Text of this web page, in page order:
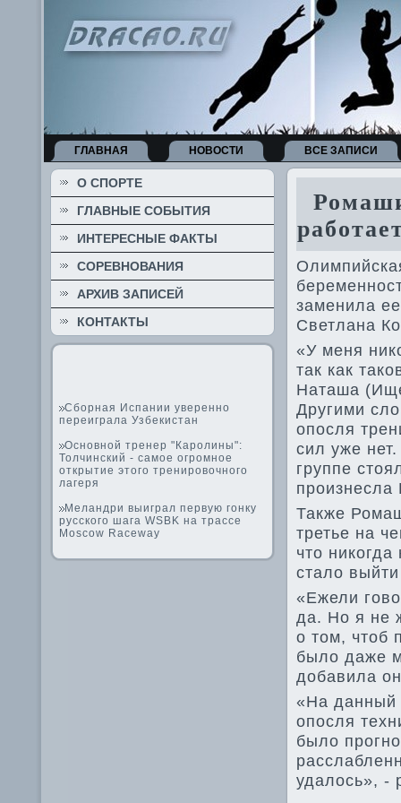
ГЛАВНАЯ НОВОСТИ ВСЕ ЗАПИСИ
О СПОРТЕ
ГЛАВНЫЕ СОБЫТИЯ
ИНТЕРЕСНЫЕ ФАКТЫ
СОРЕВНОВАНИЯ
АРХИВ ЗАПИСЕЙ
КОНТАКТЫ
Сборная Испании уверенно
переиграла Узбекистан
Основной тренер "Каролины":
Толчинский - самое огромное
открытие этого тренировочного
лагеря
Меландри выиграл первую гонку
русского шага WSBK на трассе
Moscow Raceway
заменила
Све­тлана
«У меня
так как
Наташа
Другими
опосля
сил уже
группе
Также
третье на
что
стало
«Ежели
да. Но я не
о том, чтоб
было даже
добавила
«На данный
опосля
было
удалось», -